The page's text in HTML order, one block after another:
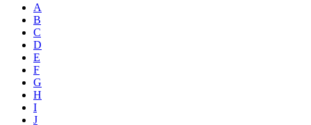
A
B
C
D
E
F
G
H
I
J